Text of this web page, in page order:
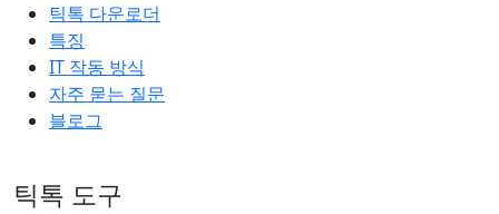
틱톡 다운로더
특징
IT 작동 방식
자주 묻는 질문
블로그
틱톡 도구